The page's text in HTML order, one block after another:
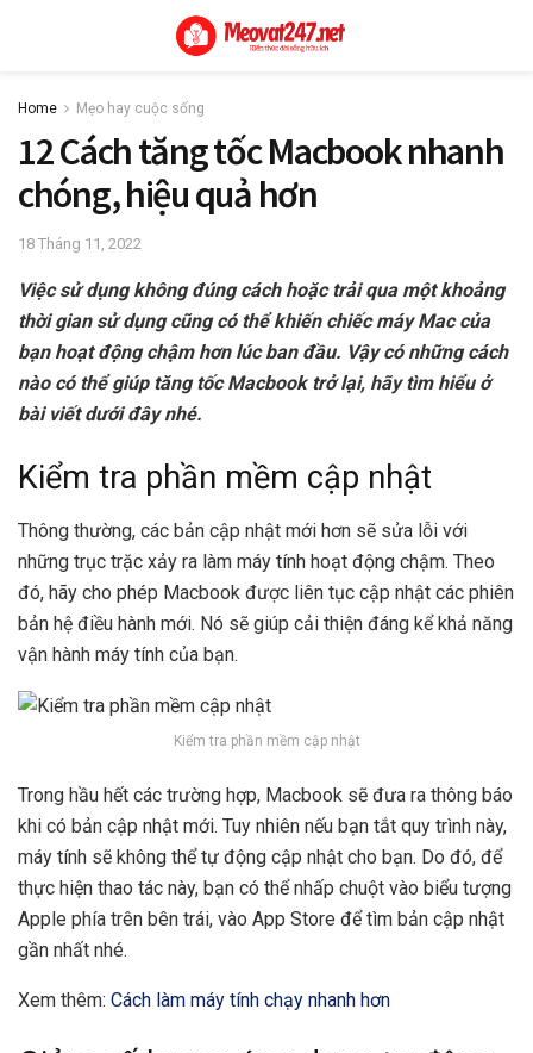
Home Mẹo hay cuộc sống
12 Cách tăng tốc Macbook nhanh
chóng, hiệu quả hơn
18 Tháng 11, 2022
Việc sử dụng không đúng cách hoặc trải qua một khoảng
thời gian sử dụng cũng có thể khiến chiếc máy Mac của
bạn hoạt động chậm hơn lúc ban đầu. Vậy có những cách
nào có thể giúp tăng tốc Macbook trở lại, hãy tìm hiểu ở
bài viết dưới đây nhé.
Kiểm tra phần mềm cập nhật
Thông thường, các bản cập nhật mới hơn sẽ sửa lỗi với
những trục trặc xảy ra làm máy tính hoạt động chậm. Theo
đó, hãy cho phép Macbook được liên tục cập nhật các phiên
bản hệ điều hành mới. Nó sẽ giúp cải thiện đáng kể khả năng
vận hành máy tính của bạn.
Kiểm tra phần mềm cập nhật
Trong hầu hết các trường hợp, Macbook sẽ đưa ra thông báo
khi có bản cập nhật mới. Tuy nhiên nếu bạn tắt quy trình này,
máy tính sẽ không thể tự động cập nhật cho bạn. Do đó, để
thực hiện thao tác này, bạn có thể nhấp chuột vào biểu tượng
Apple phía trên bên trái, vào App Store để tìm bản cập nhật
gần nhất nhé.
Xem thêm: Cách làm máy tính chạy nhanh hơn